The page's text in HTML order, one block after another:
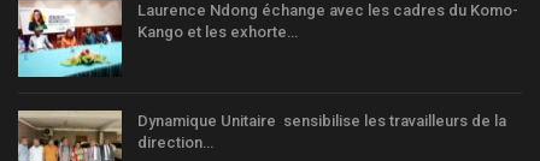
Laurence Ndong échange avec les cadres du Komo-
Kango et les exhorte…
Dynamique Unitaire sensibilise les travailleurs de la
direction…